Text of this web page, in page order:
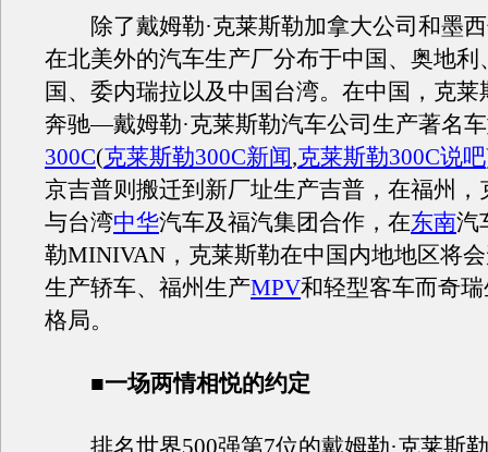
除了戴姆勒·克莱斯勒加拿大公司和墨西
在北美外的汽车生产厂分布于中国、奥地利
国、委内瑞拉以及中国台湾。在中国，克莱
奔驰—戴姆勒·克莱斯勒汽车公司生产著名
300C(克莱斯勒300C新闻,克莱斯勒300C说吧
京吉普则搬迁到新厂址生产吉普，在福州，
与台湾中华汽车及福汽集团合作，在东南汽
勒MINIVAN，克莱斯勒在中国内地地区将
生产轿车、福州生产MPV和轻型客车而奇
格局。
■一场两情相悦的约定
排名世界500强第7位的戴姆勒·克莱斯